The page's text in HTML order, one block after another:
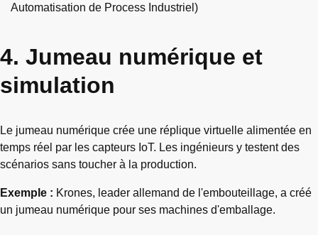
Automatisation de Process Industriel)
4. Jumeau numérique et
simulation
Le jumeau numérique crée une réplique virtuelle alimentée en
temps réel par les capteurs IoT. Les ingénieurs y testent des
scénarios sans toucher à la production.
Exemple : Krones, leader allemand de l'embouteillage, a créé
un jumeau numérique pour ses machines d'emballage.